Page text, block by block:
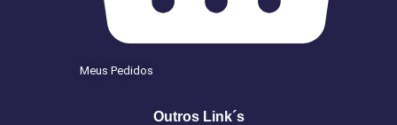
Meus Pedidos
Outros Link´s